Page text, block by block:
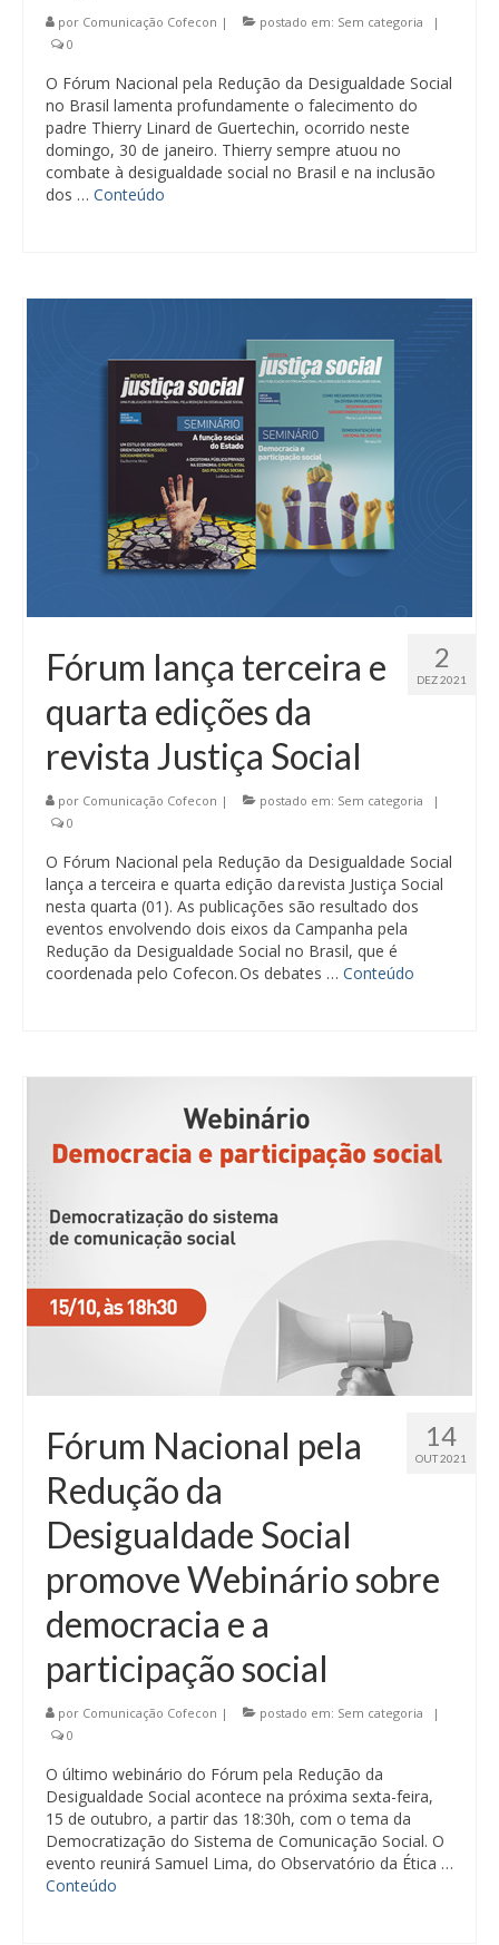
por Comunicação Cofecon | postado em: Sem categoria
|
0
O Fórum Nacional pela Redução da Desigualdade Social
no Brasil lamenta profundamente o falecimento do
padre Thierry Linard de Guertechin, ocorrido neste
domingo, 30 de janeiro. Thierry sempre atuou no
combate à desigualdade social no Brasil e na inclusão
dos … Conteúdo
2
DEZ 2021
Fórum lança terceira e
quarta edições da
revista Justiça Social
por Comunicação Cofecon | postado em: Sem categoria
|
0
O Fórum Nacional pela Redução da Desigualdade Social
lança a terceira e quarta edição da revista Justiça Social
nesta quarta (01). As publicações são resultado dos
eventos envolvendo dois eixos da Campanha pela
Redução da Desigualdade Social no Brasil, que é
coordenada pelo Cofecon. Os debates … Conteúdo
14
OUT 2021
Fórum Nacional pela
Redução da
Desigualdade Social
promove Webinário sobre
democracia e a
participação social
por Comunicação Cofecon | postado em: Sem categoria
|
0
O último webinário do Fórum pela Redução da
Desigualdade Social acontece na próxima sexta-feira,
15 de outubro, a partir das 18:30h, com o tema da
Democratização do Sistema de Comunicação Social. O
evento reunirá Samuel Lima, do Observatório da Ética …
Conteúdo